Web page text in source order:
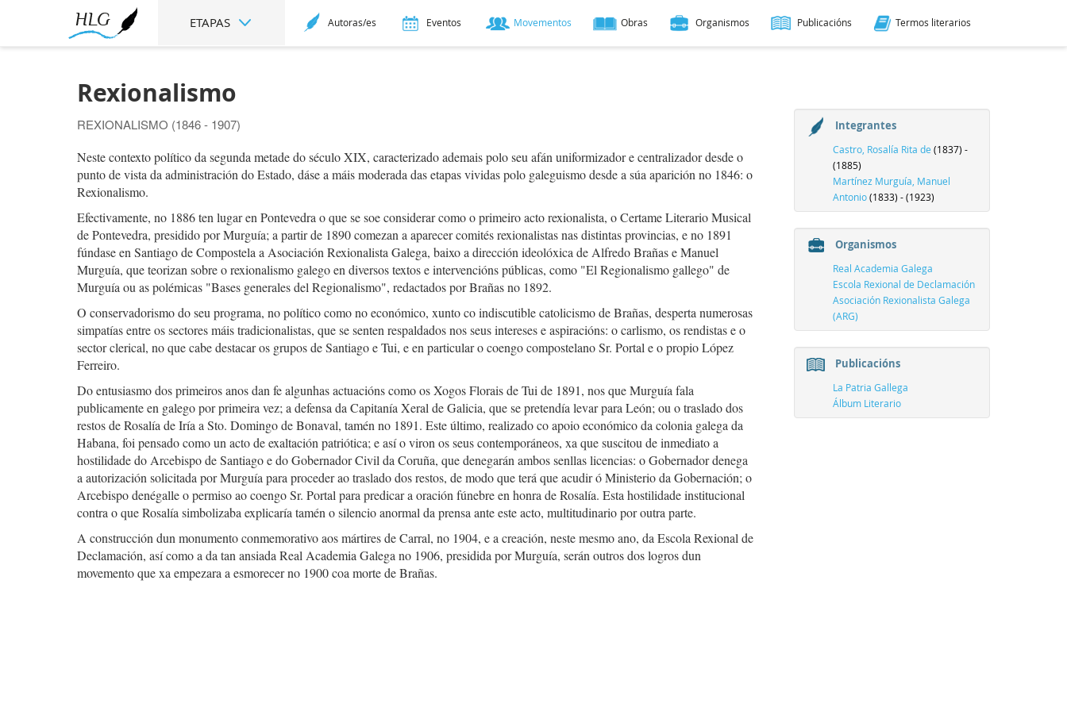
ETAPAS Autoras/es Eventos Movementos Obras Organismos Publicacións Termos literarios
Rexionalismo
REXIONALISMO (1846 - 1907)
Neste contexto político da segunda metade do século XIX, caracterizado ademais polo seu afán uniformizador e centralizador desde o
punto de vista da administración do Estado, dáse a máis moderada das etapas vividas polo galeguismo desde a súa aparición no 1846: o
Rexionalismo.
Efectivamente, no 1886 ten lugar en Pontevedra o que se soe considerar como o primeiro acto rexionalista, o Certame Literario Musical
de Pontevedra, presidido por Murguía; a partir de 1890 comezan a aparecer comités rexionalistas nas distintas provincias, e no 1891
fúndase en Santiago de Compostela a Asociación Rexionalista Galega, baixo a dirección ideolóxica de Alfredo Brañas e Manuel
Murguía, que teorizan sobre o rexionalismo galego en diversos textos e intervencións públicas, como "El Regionalismo gallego" de
Murguía ou as polémicas "Bases generales del Regionalismo", redactados por Brañas no 1892.
O conservadorismo do seu programa, no político como no económico, xunto co indiscutible catolicismo de Brañas, desperta numerosas
simpatías entre os sectores máis tradicionalistas, que se senten respaldados nos seus intereses e aspiracións: o carlismo, os rendistas e o
sector clerical, no que cabe destacar os grupos de Santiago e Tui, e en particular o coengo compostelano Sr. Portal e o propio López
Ferreiro.
Do entusiasmo dos primeiros anos dan fe algunhas actuacións como os Xogos Florais de Tui de 1891, nos que Murguía fala
publicamente en galego por primeira vez; a defensa da Capitanía Xeral de Galicia, que se pretendía levar para León; ou o traslado dos
restos de Rosalía de Iría a Sto. Domingo de Bonaval, tamén no 1891. Este último, realizado co apoio económico da colonia galega da
Habana, foi pensado como un acto de exaltación patriótica; e así o viron os seus contemporáneos, xa que suscitou de inmediato a
hostilidade do Arcebispo de Santiago e do Gobernador Civil da Coruña, que denegarán ambos senllas licencias: o Gobernador denega
a autorización solicitada por Murguía para proceder ao traslado dos restos, de modo que terá que acudir ó Ministerio da Gobernación; o
Arcebispo denégalle o permiso ao coengo Sr. Portal para predicar a oración fúnebre en honra de Rosalía. Esta hostilidade institucional
contra o que Rosalía simbolizaba explicaría tamén o silencio anormal da prensa ante este acto, multitudinario por outra parte.
A construcción dun monumento conmemorativo aos mártires de Carral, no 1904, e a creación, neste mesmo ano, da Escola Rexional de
Declamación, así como a da tan ansiada Real Academia Galega no 1906, presidida por Murguía, serán outros dos logros dun
movemento que xa empezara a esmorecer no 1900 coa morte de Brañas.
Integrantes
Castro, Rosalía Rita de (1837) -
(1885)
Martínez Murguía, Manuel
Antonio(1833) - (1923)
Organismos
Real Academia Galega
Escola Rexional de Declamación
Asociación Rexionalista Galega
(ARG)
Publicacións
La Patria Gallega
Álbum Literario